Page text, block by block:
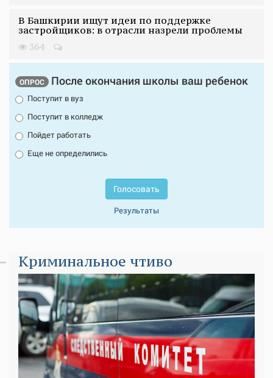
В Башкирии ищут идеи по поддержке
застройщиков: в отрасли назрели проблемы
364
ОПРОС После окончания школы ваш ребенок
Поступит в вуз
Поступит в колледж
Пойдет работать
Еще не определились
Голосовать
Результаты
Криминальное чтиво